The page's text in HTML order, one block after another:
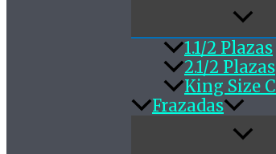
1.1/2 Plazas
2.1/2 Plazas
King Size C
Frazadas